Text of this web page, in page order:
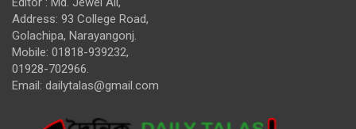
Address: 93 College Road,
Golachipa, Narayangonj.
Mobile: 01818-939232,
01928-702966.
Email: dailytalas@gmail.com